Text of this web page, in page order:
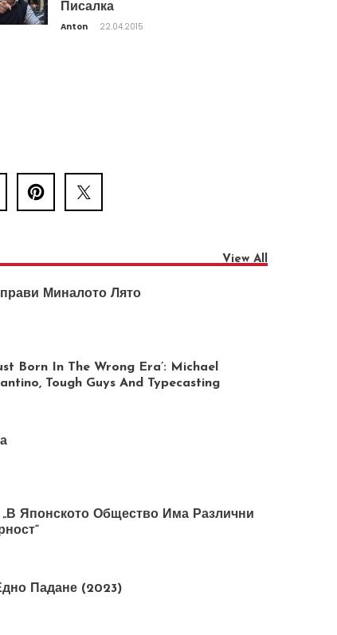
Писалка
Anton 22.04.2015
View All
Миналото Лято
Born In The Wrong Era’: Michael
Tough Guys And Typecasting
„В Японското Общество Има Различни
Падане (2023)